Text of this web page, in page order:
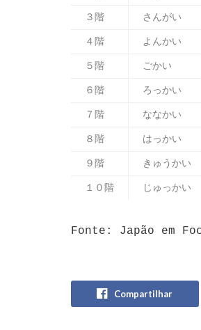
３階 さんがい
４階 よんかい
５階 ごかい
６階 ろっかい
７階 ななかい
８階 はっかい
９階 きゅうかい
１０階 じゅっかい
Fonte: Japão em
Compartilhar